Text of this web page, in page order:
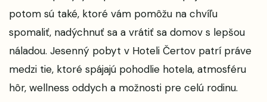
potom sú také, ktoré vám pomôžu na chvíľu
spomaliť, nadýchnuť sa a vrátiť sa domov s lepšou
náladou. Jesenný pobyt v Hoteli Čertov patrí práve
medzi tie, ktoré spájajú pohodlie hotela, atmosféru
hôr, wellness oddych a možnosti pre celú rodinu.